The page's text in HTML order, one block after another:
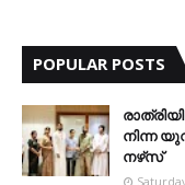
POPULAR POSTS
നിന്ന
നഴ്‌സ്